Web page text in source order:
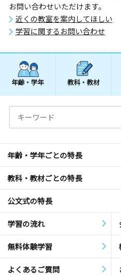
お問い合わせいただけます。
近くの教室を案内してほしい
学習に関するお問い合わせ
年齢・学年 教科・教材
年齢・学年ごとの特長
教科・教材ごとの特長
公文式の特長
学習の流れ
無料体験学習
よくあるご質問